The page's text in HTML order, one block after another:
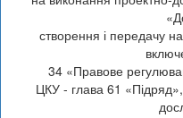
створення і передачу
34 «Правове
ЦКУ - глава 61